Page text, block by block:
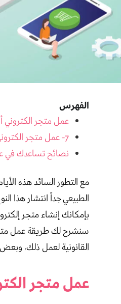
الفهرس
عمل متجر الكتروني
7- عمل متجر الكتروني أو فتح متجر إلكتروني قانونيا
نصائح تساعدك في
مع التطور السائد هذه
الطبيعي جداً انتشار هذا
بإمكانك إنشاء متجر
سنشرح لك طريقة عمل
القانونية لعمل ذلك،
عمل متجر